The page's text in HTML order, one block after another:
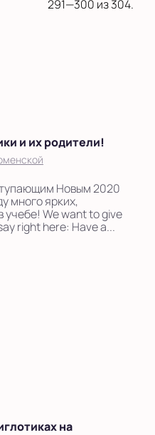
город
291—300 из 304.
и их родители!
Новым 2020
много ярких,
учебе! We want to give
right here: Have a...
на